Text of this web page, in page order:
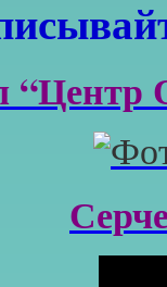
“Центр